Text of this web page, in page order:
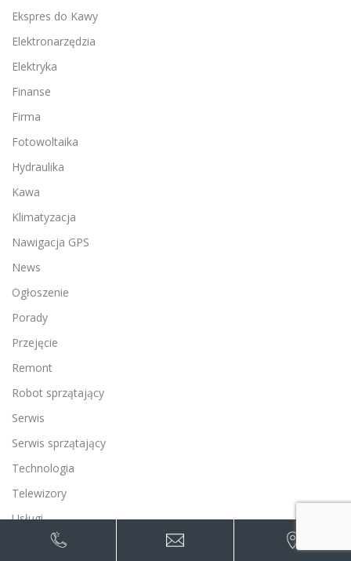
Ekspres do Kawy
Elektronarzędzia
Elektryka
Finanse
Firma
Fotowoltaika
Hydraulika
Kawa
Klimatyzacja
Nawigacja GPS
News
Ogłoszenie
Porady
Przejęcie
Remont
Robot sprzątający
Serwis
Serwis sprzątający
Technologia
Telewizory
Usługi